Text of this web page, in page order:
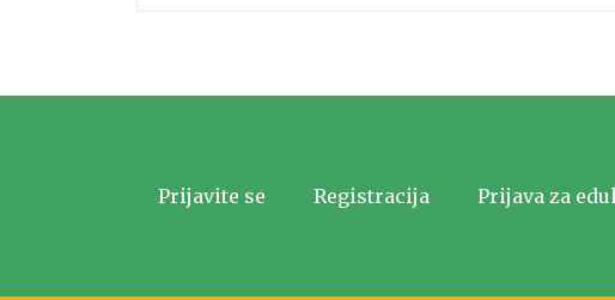
Prijavite se Registracija Prijava za